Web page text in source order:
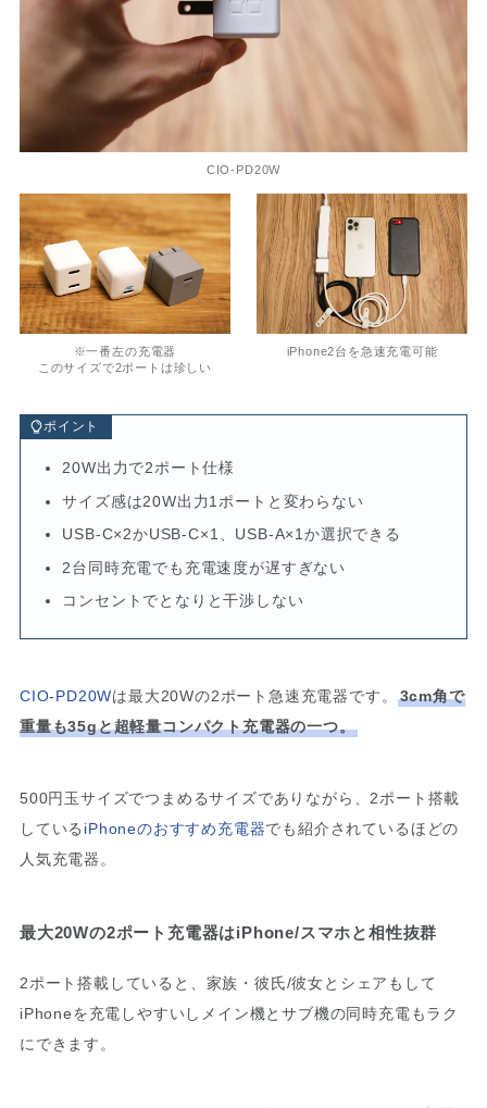
CIO-PD20W
※一番左の充電器
このサイズで2ポートは珍しい
iPhone2台を急速充電可能
ポイント
20W出力で2ポート仕様
サイズ感は20W出力1ポートと変わらない
USB-C×2かUSB-C×1、USB-A×1か選択できる
2台同時充電でも充電速度が遅すぎない
コンセントでとなりと干渉しない
CIO-PD20Wは最大20Wの2ポート急速充電器です。
3cm角で
重量も35gと超軽量コンパクト充電器の一つ。
500円玉サイズでつまめるサイズでありながら、2ポート搭載
している iPhoneのおすすめ充電器でも紹介されているほどの
人気充電器。
最大20Wの2ポート充電器はiPhone/スマホと相性抜群
2ポート搭載していると、家族・彼氏/彼女とシェアもして
iPhoneを充電しやすいしメイン機とサブ機の同時充電もラク
にできます。